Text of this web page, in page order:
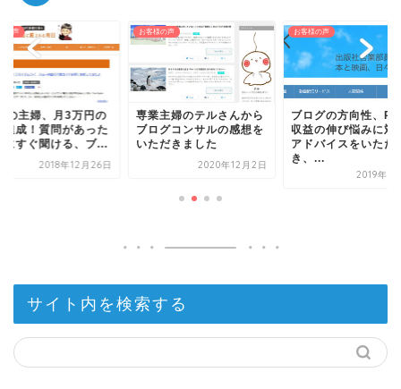
の声
の主婦、月3万円の
達成！質問があった
にすぐ聞ける、ブ...
2018年12月26日
お客様の声
専業主婦のテルさんから
ブログコンサルの感想を
いただきました
2020年12月2日
お客様の声
ブログの方向性、
収益の伸び悩みに対
アドバイスをいただ
き、...
2019年1
サイト内を検索する